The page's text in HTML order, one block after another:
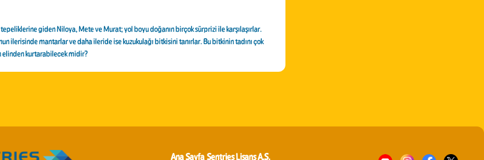
giden Niloya, Mete ve Murat; yol boyu doğanın birçok sürprizi ile karşılaşırlar.
ilerisinde mantarlar ve daha ileride ise kuzukulağı bitkisini tanırlar. Bu bitkinin tadını çok
elinden kurtarabilecek midir?
Ana Sayfa Sentries Lisans A.Ş.